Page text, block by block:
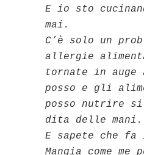
E io sto
mai.
C’è solo un
allergie
tornate in auge
posso e gli
posso nutrire
dita delle mani.
E sapete che
Mangia come me